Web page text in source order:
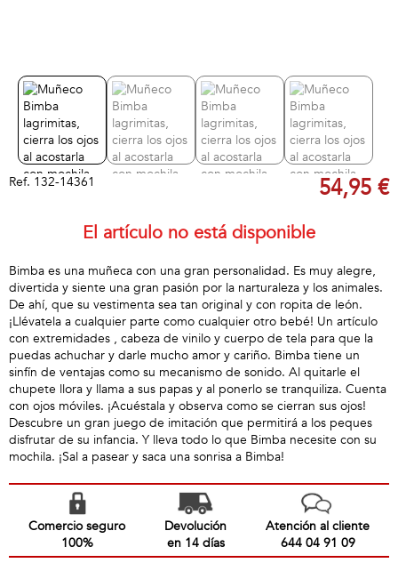
Ref. 132-14361 54,95 €
El artículo no está disponible
Bimba es una muñeca con una gran personalidad. Es muy alegre,
divertida y siente una gran pasión por la narturaleza y los animales.
De ahí, que su vestimenta sea tan original y con ropita de león.
¡Llévatela a cualquier parte como cualquier otro bebé! Un artículo
con extremidades , cabeza de vinilo y cuerpo de tela para que la
puedas achuchar y darle mucho amor y cariño. Bimba tiene un
sinfín de ventajas como su mecanismo de sonido. Al quitarle el
chupete llora y llama a sus papas y al ponerlo se tranquiliza. Cuenta
con ojos móviles. ¡Acuéstala y observa como se cierran sus ojos!
Descubre un gran juego de imitación que permitirá a los peques
disfrutar de su infancia. Y lleva todo lo que Bimba necesite con su
mochila. ¡Sal a pasear y saca una sonrisa a Bimba!
Comercio seguro
100%
Devolución
en 14 días
Atención al cliente
644 04 91 09